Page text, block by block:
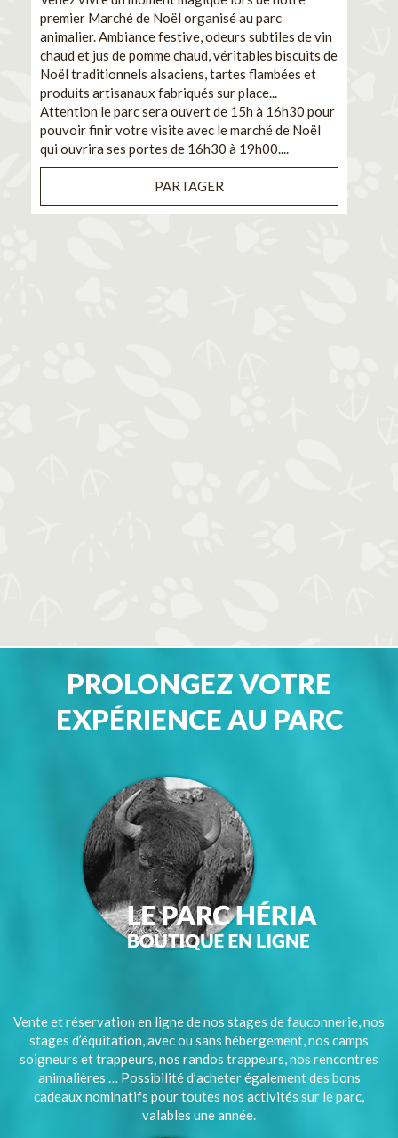
premier Marché de Noël organisé au parc
animalier. Ambiance festive, odeurs subtiles de vin
chaud et jus de pomme chaud, véritables biscuits de
Noël traditionnels alsaciens, tartes flambées et
produits artisanaux fabriqués sur place...
Attention le parc sera ouvert de 15h à 16h30 pour
pouvoir finir votre visite avec le marché de Noël
qui ouvrira ses portes de 16h30 à 19h00....
PARTAGER
PROLONGEZ VOTRE
EXPÉRIENCE AU PARC
Vente et réservation en ligne de nos stages de fauconnerie, nos
stages d’équitation, avec ou sans hébergement, nos camps
soigneurs et trappeurs, nos randos trappeurs, nos rencontres
animalières … Possibilité d’acheter également des bons
cadeaux nominatifs pour toutes nos activités sur le parc,
valables une année.